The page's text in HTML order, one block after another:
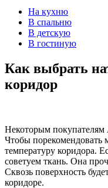
На кухню
В спальню
В детскую
В гостиную
Как выбрать
коридор
Некоторым покупателям
Чтобы порекомендовать
температуру коридора.
советуем ткань. Она
Сквозь поверхность
коридоре.